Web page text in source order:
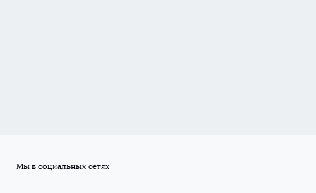
Мы в социальных сетях